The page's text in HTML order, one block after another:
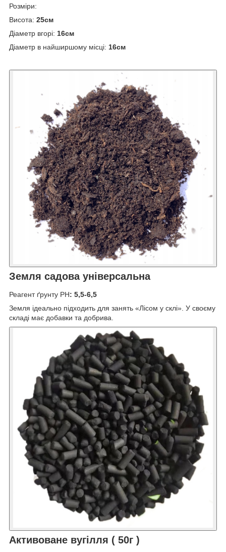
Розміри:
Висота: 25см
Діаметр вгорі: 16см
Діаметр в найширшому місці: 16см
Земля садова універсальна
Реагент ґрунту PH: 5,5-6,5
Земля ідеально підходить для занять «Лісом у склі». У своєму
складі має добавки та добрива.
Активоване вугілля ( 50г )